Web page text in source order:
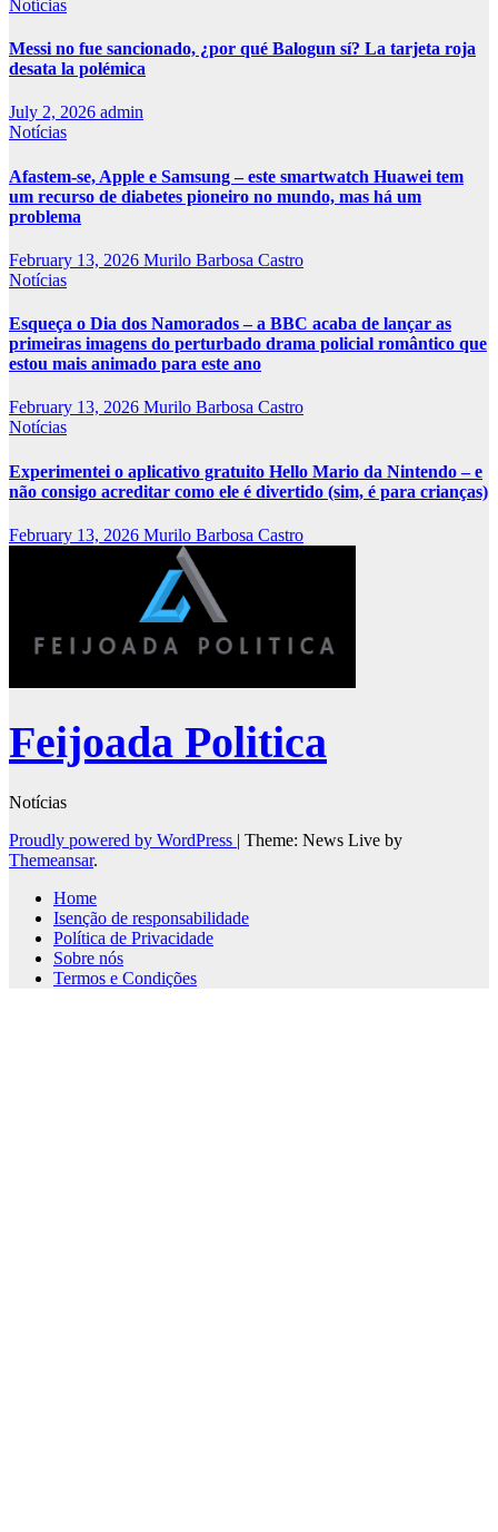
Notícias
Messi no fue sancionado, ¿por qué Balogun sí? La tarjeta roja
desata la polémica
July 2, 2026 admin
Notícias
Afastem-se, Apple e Samsung – este smartwatch Huawei tem
um recurso de diabetes pioneiro no mundo, mas há um
problema
February 13, 2026 Murilo Barbosa Castro
Notícias
Esqueça o Dia dos Namorados – a BBC acaba de lançar as
primeiras imagens do perturbado drama policial romântico que
estou mais animado para este ano
February 13, 2026 Murilo Barbosa Castro
Notícias
Experimentei o aplicativo gratuito Hello Mario da Nintendo – e
não consigo acreditar como ele é divertido (sim, é para crianças)
February 13, 2026 Murilo Barbosa Castro
Feijoada Politica
Notícias
Proudly powered by WordPress | Theme: News Live by
Themeansar.
Home
Isenção de responsabilidade
Política de Privacidade
Sobre nós
Termos e Condições